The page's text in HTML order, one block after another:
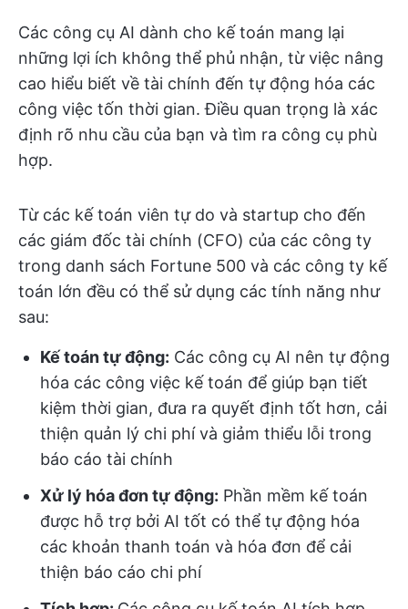
Các công cụ AI dành cho kế toán mang lại
những lợi ích không thể phủ nhận, từ việc nâng
cao hiểu biết về tài chính đến tự động hóa các
công việc tốn thời gian. Điều quan trọng là xác
định rõ nhu cầu của bạn và tìm ra công cụ phù
hợp.
Từ các kế toán viên tự do và startup cho đến
các giám đốc tài chính (CFO) của các công ty
trong danh sách Fortune 500 và các công ty kế
toán lớn đều có thể sử dụng các tính năng như
sau:
Kế toán tự động: Các công cụ AI nên tự động
hóa các công việc kế toán để giúp bạn tiết
kiệm thời gian, đưa ra quyết định tốt hơn, cải
thiện quản lý chi phí và giảm thiểu lỗi trong
báo cáo tài chính
Xử lý hóa đơn tự động: Phần mềm kế toán
được hỗ trợ bởi AI tốt có thể tự động hóa
các khoản thanh toán và hóa đơn để cải
thiện báo cáo chi phí